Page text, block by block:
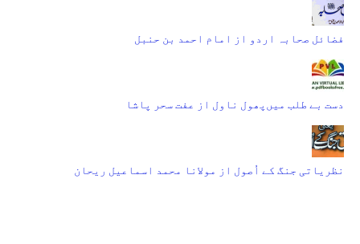
فضائل صحابہ اردو از امام احمد بن حنبل
دست بے طلب میں‌پھول ناول از عفت سحر پاشا
نظریاتی جنگ کے اُصول از مولانا محمد اسماعیل ریحان